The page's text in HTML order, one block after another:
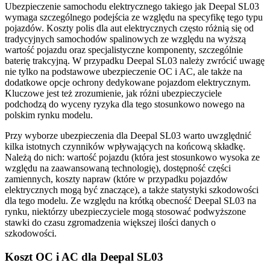
Ubezpieczenie samochodu elektrycznego takiego jak Deepal SL03
wymaga szczególnego podejścia ze względu na specyfikę tego typu
pojazdów. Koszty polis dla aut elektrycznych często różnią się od
tradycyjnych samochodów spalinowych ze względu na wyższą
wartość pojazdu oraz specjalistyczne komponenty, szczególnie
baterię trakcyjną. W przypadku Deepal SL03 należy zwrócić uwagę
nie tylko na podstawowe ubezpieczenie OC i AC, ale także na
dodatkowe opcje ochrony dedykowane pojazdom elektrycznym.
Kluczowe jest też zrozumienie, jak różni ubezpieczyciele
podchodzą do wyceny ryzyka dla tego stosunkowo nowego na
polskim rynku modelu.
Przy wyborze ubezpieczenia dla Deepal SL03 warto uwzględnić
kilka istotnych czynników wpływających na końcową składkę.
Należą do nich: wartość pojazdu (która jest stosunkowo wysoka ze
względu na zaawansowaną technologię), dostępność części
zamiennych, koszty napraw (które w przypadku pojazdów
elektrycznych mogą być znaczące), a także statystyki szkodowości
dla tego modelu. Ze względu na krótką obecność Deepal SL03 na
rynku, niektórzy ubezpieczyciele mogą stosować podwyższone
stawki do czasu zgromadzenia większej ilości danych o
szkodowości.
Koszt OC i AC dla Deepal SL03